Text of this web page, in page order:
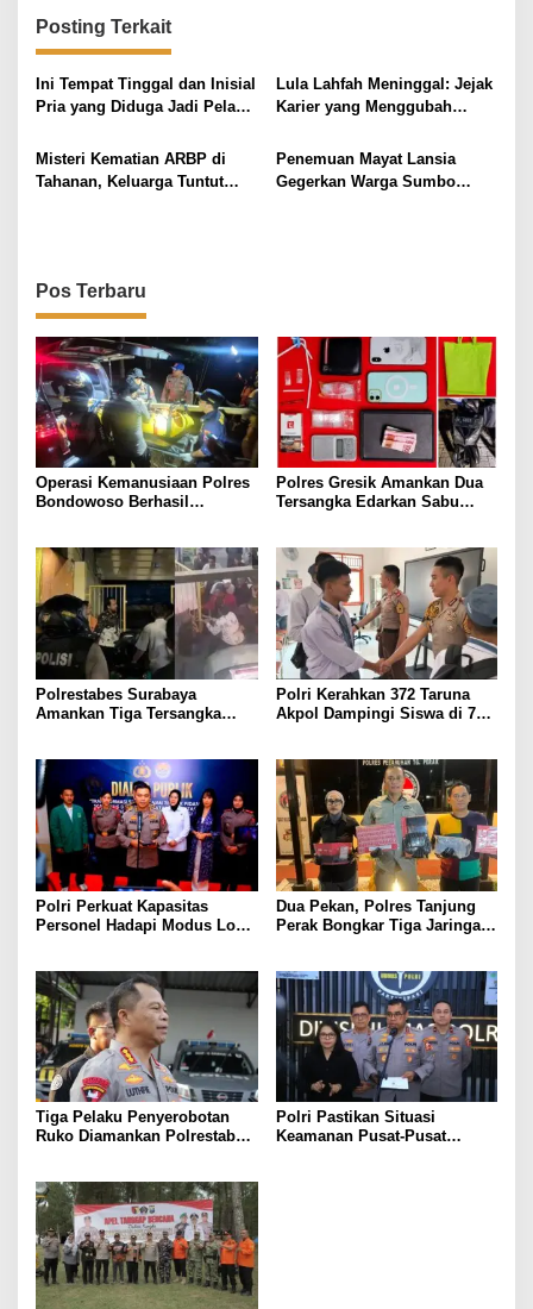
g
a
s
i
o
Posting Terkait
Ini Tempat Tinggal dan Inisial
Pria yang Diduga Jadi Pelaku
Bangkalan
Lula Lahfah Meninggal: Jejak
Karier yang Menggubah
Misteri Kematian ARBP di
Tahanan, Keluarga Tuntut
Penemuan Mayat Lansia
Gegerkan Warga Sumbo
Pos Terbaru
Operasi Kemanusiaan Polres
Bondowoso Berhasil
Polres Gresik Amankan Dua
Tersangka Edarkan Sabu
Polrestabes Surabaya
Amankan Tiga Tersangka
Polri Kerahkan 372 Taruna
Akpol Dampingi Siswa di 73
Polri Perkuat Kapasitas
Personel Hadapi Modus Love
Dua Pekan, Polres Tanjung
Perak Bongkar Tiga Jaringan
Tiga Pelaku Penyerobotan
Ruko Diamankan Polrestabes
Polri Pastikan Situasi
Keamanan Pusat-Pusat